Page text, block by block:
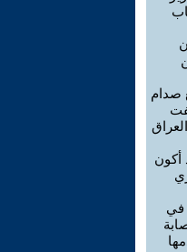
صدام
أكون
في